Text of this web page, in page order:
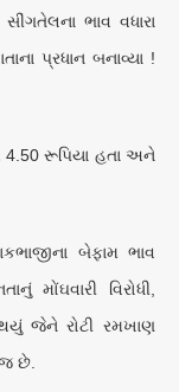
ભાવ વધારા
પ્રધાન બનાવ્યા !
4.50 રૂપિયા હતા અને
બેફામ ભાવ
મોંઘવારી વિરોધી,
જેને રોટી રમખાણ
છે.